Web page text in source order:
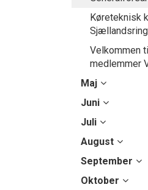
Køreteknisk
Velkommen
medlemmer
Maj
Juni
Juli
August
September
Oktober